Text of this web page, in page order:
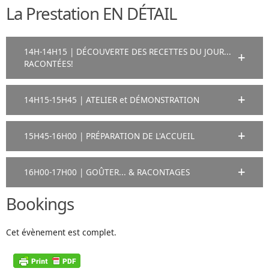
La Prestation EN DÉTAIL
14H-14H15 | DÉCOUVERTE DES RECETTES DU JOUR...
RACONTÉES!
14H15-15H45 | ATELIER et DÉMONSTRATION
15H45-16H00 | PRÉPARATION DE L'ACCUEIL
16H00-17H00 | GOÛTER... & RACONTAGES
Bookings
Cet évènement est complet.